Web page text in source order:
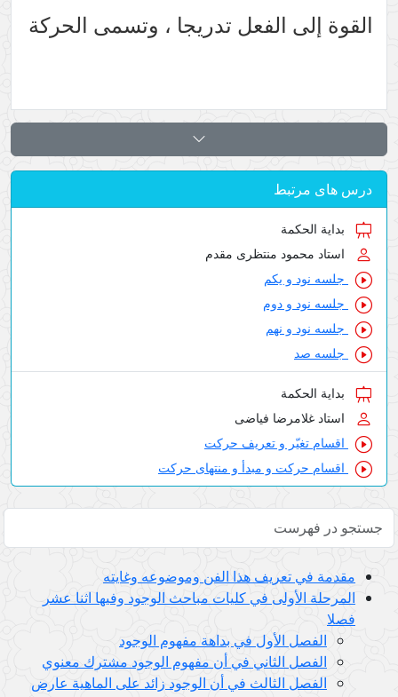
القوة إلى الفعل تدريجا ، وتسمى الحركة
درس های مرتبط
بدایة الحکمة
استاد محمود منتظری مقدم
جلسه نود و یکم
جلسه نود و دوم
جلسه نود و نهم
جلسه صد
بدایة الحکمة
استاد غلامرضا فیاضی
اقسام تغیّر و تعریف حرکت
اقسام حرکت و مبدأ و منتهای حرکت
مقدمة في تعريف هذا الفن وموضوعه وغايته
المرحلة الأولى في كليات مباحث الوجود وفيها اثنا عشر
فصلا
الفصل الأول في بداهة مفهوم الوجود
الفصل الثاني في أن مفهوم الوجود مشترك معنوي
الفصل الثالث في أن الوجود زائد على الماهية عارض